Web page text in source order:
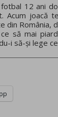
12 ani
Acum joacă
din România,
să mai
i să-și lege